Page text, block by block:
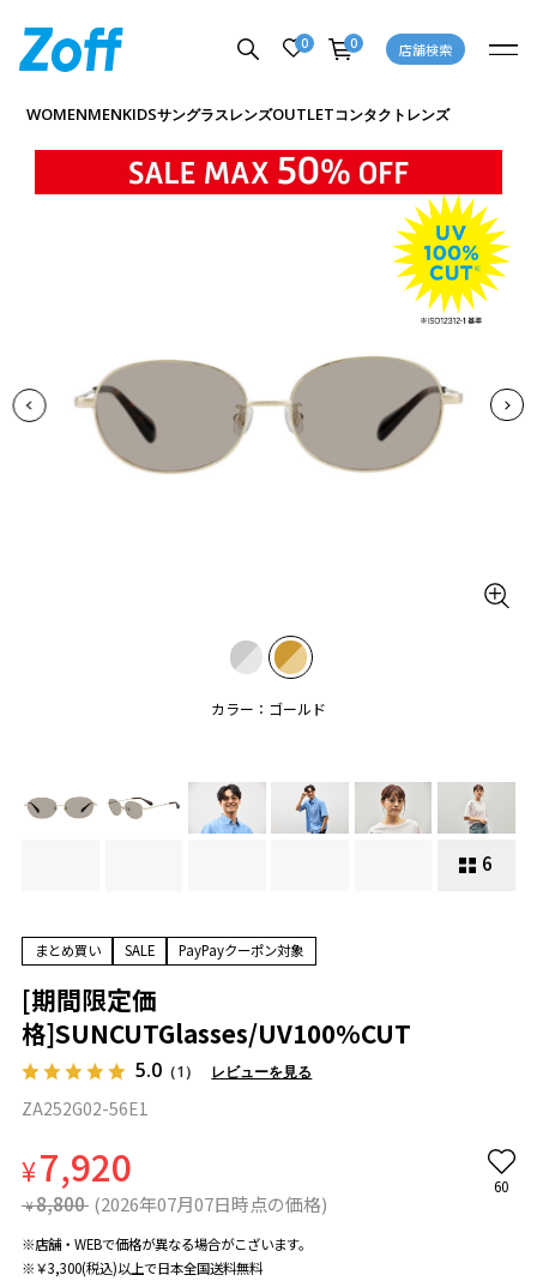
0 0 店舗検索
WOMENMENKIDSサングラスレンズOUTLETコンタクトレンズ
カラー：ゴールド
6
商品詳細ページへ
まとめ買い SALE PayPayクーポン対象
[期間限定価
格]SUNCUTGlasses/UV100%CUT
5.0 （1） レビューを見る
ZA252G02-56E1
¥7,920
¥ 8,800 (2026年07月07日時点の価格)
60
※店舗・WEBで価格が異なる場合がこざいます。
※￥3,300(税込)以上で日本全国送料無料